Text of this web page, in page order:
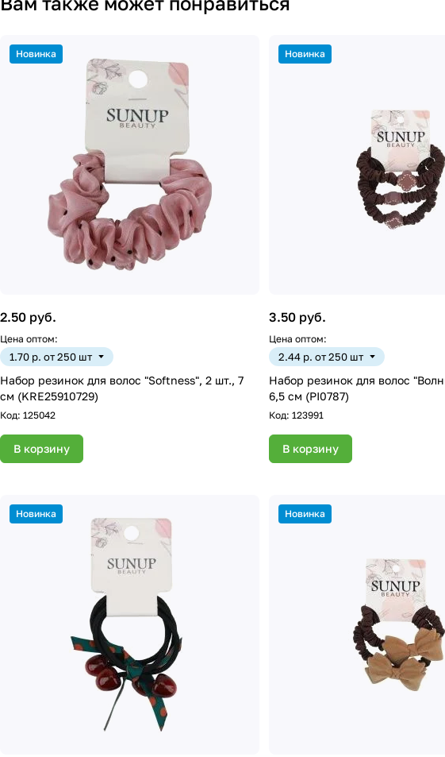
Новинка
2.50 руб.
Цена оптом:
1.70 р. от 250 шт
Набор резинок для волос "Softness", 2 шт., 7
см (KRE25910729)
Код: 125042
В корзину
Новинка
3.50 руб.
Цена оптом:
2.44 р. от 250 шт
Набор резинок для волос
6,5 см (PI0787)
Код: 123991
В корзину
Новинка Новинка